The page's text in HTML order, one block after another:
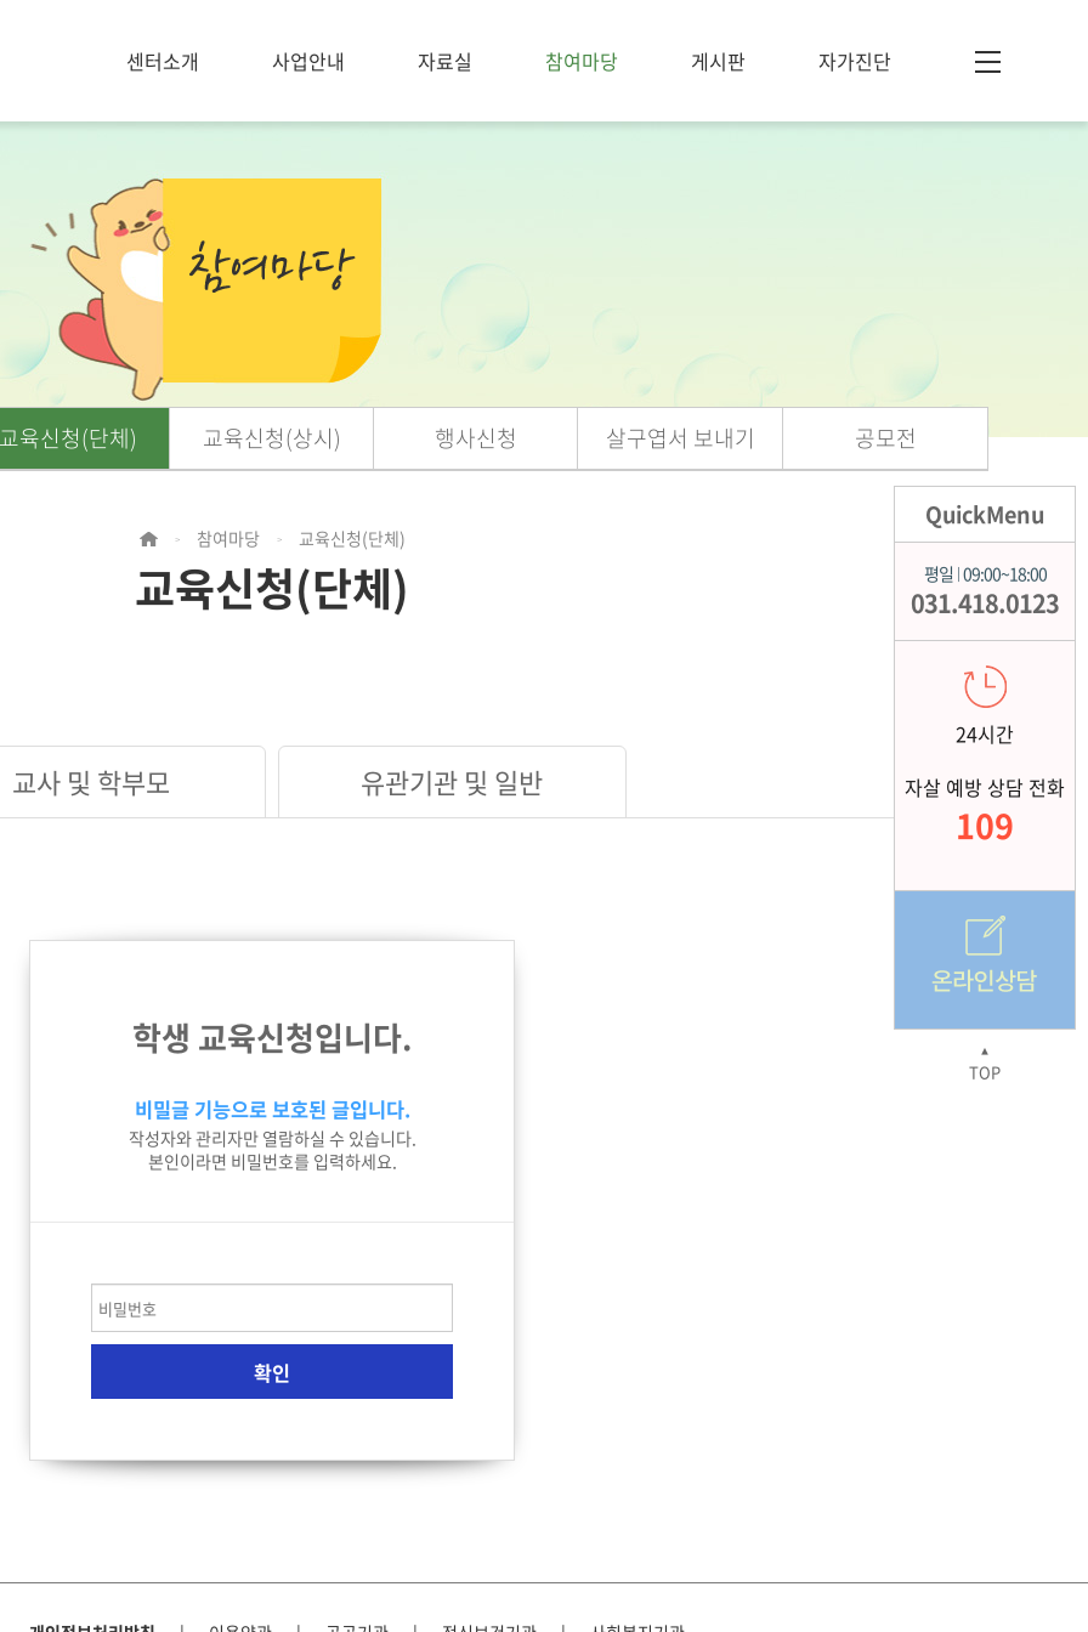
센터소개 사업안내 자료실 참여마당 게시판 자가진단
육신청(단체) 교육신청(상시) 행사신청 살구엽서 보내기 공모전
> 참여마당 > 교육신청(단체)
교육신청(단체)
교사 및 학부모 유관기관 및 일반
학생 교육신청입니다.
비밀글 기능으로 보호된 글입니다.
작성자와 관리자만 열람하실 수 있습니다.
본인이라면 비밀번호를 입력하세요.
QuickMenu
평일 | 09:00~18:00
031.418.0123
24시간
자살 예방 상담 전화
109
▲
TOP